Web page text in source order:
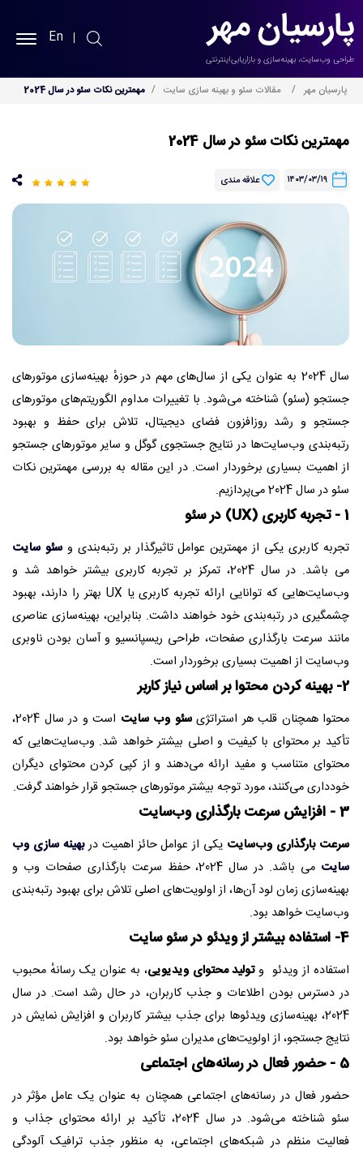
پارسیان مهر
طراحی سایت
سئو سایت
نمونه کارها
خدمات
بلاگ
درباره ما
تماس با ما
En
پارسیان مهر مقالات سئو و بهینه سازی سایت مهمترین نکات سئو در سال 2024
مهمترین نکات سئو در سال 2024
۱۴۰۳/۰۳/۱۹ علاقه مندی
سال 2024 به عنوان یکی از سال‌های مهم در حوزهٔ بهینه‌سازی موتورهای
جستجو (سئو) شناخته می‌شود. با تغییرات مداوم الگوریتم‌های موتورهای
جستجو و رشد روزافزون فضای دیجیتال، تلاش برای حفظ و بهبود
رتبه‌بندی وب‌سایت‌ها در نتایج جستجوی گوگل و سایر موتورهای جستجو
از اهمیت بسیاری برخوردار است. در این مقاله به بررسی مهمترین نکات
سئو در سال 2024 می‌پردازیم.
1 - تجربه کاربری (UX) در سئو
تجربه کاربری یکی از مهمترین عوامل تاثیرگذار بر رتبه‌بندی وسئو سایت
می باشد. در سال 2024، تمرکز بر تجربه کاربری بیشتر خواهد شد و
وب‌سایت‌هایی که توانایی ارائه تجربه کاربری یا UX بهتر را دارند، بهبود
چشمگیری در رتبه‌بندی خود خواهند داشت. بنابراین، بهینه‌سازی عناصری
مانند سرعت بارگذاری صفحات، طراحی ریسپانسیو و آسان بودن ناوبری
وب‌سایت از اهمیت بسیاری برخوردار است.
2- بهینه کردن محتوا بر اساس نیاز کاربر
محتوا همچنان قلب هر استراتژیسئو وب سایت
است و در سال 2024،
تأکید بر محتوای با کیفیت و اصلی بیشتر خواهد شد. وب‌سایت‌هایی که
محتوای متناسب و مفید ارائه می‌دهند و از کپی کردن محتوای دیگران
خودداری می‌کنند، مورد توجه بیشتر موتورهای جستجو قرار خواهند گرفت.
3 - افزایش سرعت بارگذاری وب‌سایت
سرعت بارگذاری وب‌سایت یکی از عوامل حائز اهمیت دربهینه سازی وب
سایت
می باشد. در سال 2024، حفظ سرعت بارگذاری صفحات وب و
بهینه‌سازی زمان لود آن‌ها، از اولویت‌های اصلی تلاش برای بهبود رتبه‌بندی
وب‌سایت خواهد بود.
4- استفاده بیشتر از ویدئو در سئو سایت
استفاده از ویدئو وتولید محتوای ویدیویی، به عنوان یک رسانهٔ محبوب
در دسترس بودن اطلاعات و جذب کاربران، در حال رشد است. در سال
2024، بهینه‌سازی ویدئوها برای جذب بیشتر کاربران و افزایش نمایش در
نتایج جستجو، از اولویت‌های مدیران سئو خواهد بود.
5 - حضور فعال در رسانه‌های اجتماعی
حضور فعال در رسانه‌های اجتماعی همچنان به عنوان یک عامل مؤثر در
سئو شناخته می‌شود. در سال 2024، تأکید بر ارائه محتوای جذاب و
فعالیت منظم در شبکه‌های اجتماعی، به منظور جذب ترافیک آلودگی